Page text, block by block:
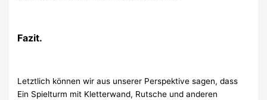
Fazit.
Letztlich können wir aus unserer Perspektive sagen, dass
Ein Spielturm mit Kletterwand, Rutsche und anderen